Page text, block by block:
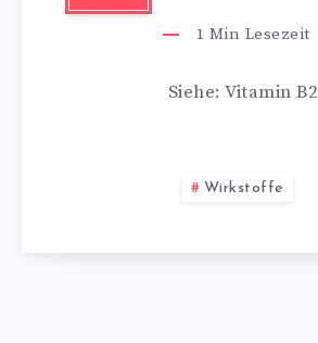
1 Min Lesezeit
Siehe: Vitamin B2
Wirkstoffe